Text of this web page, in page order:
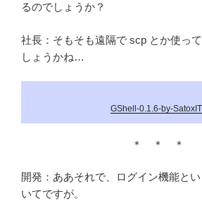
るのでしょうか？
社長：そもそも遠隔で scp とか使っ
しょうかね…
GShell-0.1.6-by-
＊ ＊ ＊
開発：ああそれで、ログイン機能と
いてですが。